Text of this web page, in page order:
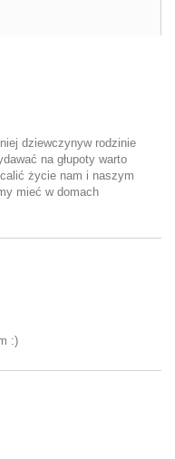
dziewczynyw rodzinie
na głupoty warto
życie nam i naszym
mieć w domach
:)